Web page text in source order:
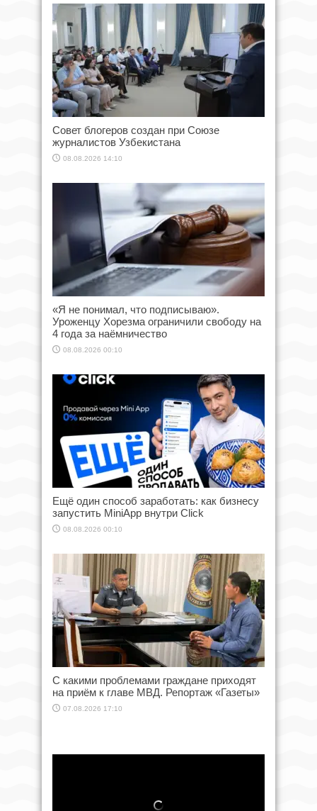
Совет блогеров создан при Союзе
журналистов Узбекистана
08.08.2026 14:10
«Я не понимал, что подписываю».
Уроженцу Хорезма ограничили свободу на
4 года за наёмничество
08.08.2026 00:10
Ещё один способ заработать: как бизнесу
запустить MiniApp внутри Click
08.08.2026 00:10
С какими проблемами граждане приходят
на приём к главе МВД. Репортаж «Газеты»
07.08.2026 17:10